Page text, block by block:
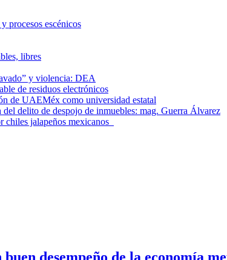
procesos escénicos
libres
y violencia: DEA
de residuos electrónicos
de UAEMéx como universidad estatal
delito de despojo de inmuebles: mag. Guerra Álvarez
chiles jalapeños mexicanos